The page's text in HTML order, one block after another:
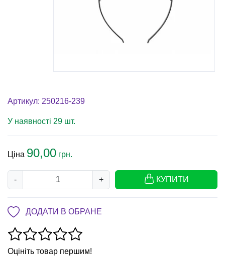
Артикул: 250216-239
У наявності 29 шт.
Ціна 90,00 грн.
- + КУПИТИ
ДОДАТИ В ОБРАНЕ
Оцініть товар першим!